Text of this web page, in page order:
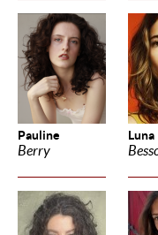
Pauline
Berry
Luna